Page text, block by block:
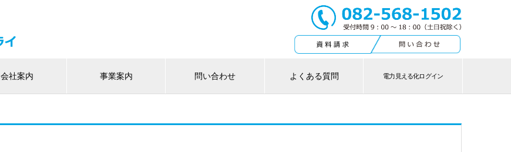
会社案内 事業案内 問い合わせ よくある質問 電力見える化ログイン